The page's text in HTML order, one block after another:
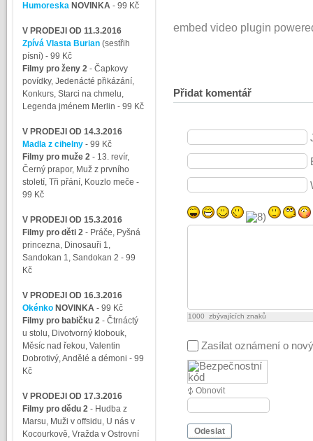
HumoreskaNOVINKA - 99 Kč
V PRODEJI OD 11.3.2016
Zpívá Vlasta Burian (sestřih
písní) - 99 Kč
Filmy pro ženy 2- Čapkovy
povídky, Jedenácté přikázání,
Konkurs, Starci na chmelu,
Legenda jménem Merlin - 99 Kč
V PRODEJI OD 14.3.2016
Madla z cihelny - 99 Kč
Filmy pro muže 2- 13. revír,
Černý prapor, Muž z prvního
století, Tři přání, Kouzlo meče -
99 Kč
V PRODEJI OD 15.3.2016
Filmy pro děti 2- Práče, Pyšná
princezna, Dinosauři 1,
Sandokan 1, Sandokan 2 - 99
Kč
V PRODEJI OD 16.3.2016
Okénko NOVINKA - 99 Kč
Filmy pro babičku 2- Čtrnáctý
u stolu, Divotvorný klobouk,
Měsíc nad řekou, Valentin
Dobrotivý, Andělé a démoni - 99
Kč
V PRODEJI OD 17.3.2016
Filmy pro dědu 2- Hudba z
Marsu, Muži v offsidu, U nás v
Kocourkově, Vražda v Ostrovní
embed video plugin
Přidat komentář
1000 zbývajících znaků
Zasílat oznámení o
Obnovit
Odeslat